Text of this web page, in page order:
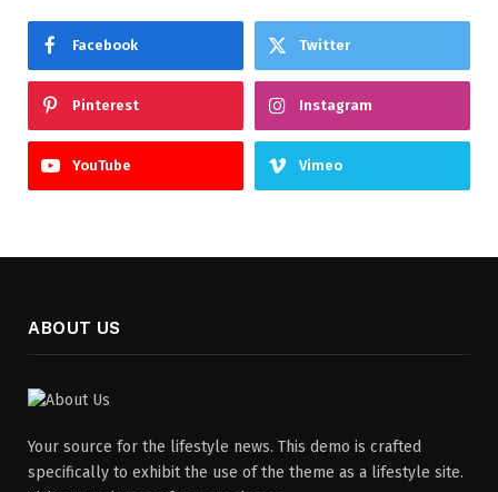
Facebook Twitter
Pinterest Instagram
YouTube Vimeo
ABOUT US
Your source for the lifestyle news. This demo is crafted
specifically to exhibit the use of the theme as a lifestyle site.